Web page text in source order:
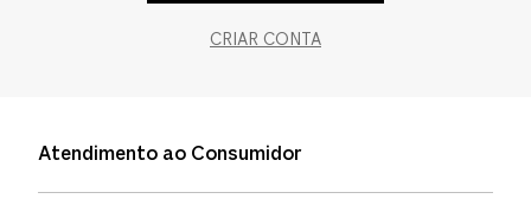
CRIAR CONTA
Atendimento ao Consumidor